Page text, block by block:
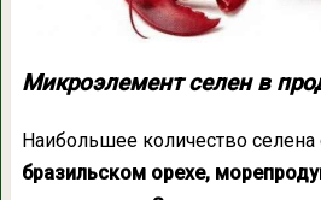
Микроэлемент селен в
Наибольшее количество селена
бразильском орехе,